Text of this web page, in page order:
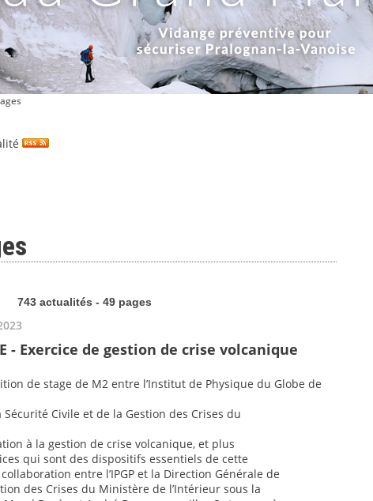
743 actualités - 49 pages
- Exercice de gestion de crise volcanique
de stage de M2 entre l’Institut de Physique du Globe de
Civile et de la Gestion des Crises du
à la gestion de crise volcanique, et plus
qui sont des dispositifs essentiels de cette
entre l’IPGP et la Direction Générale de
des Crises du Ministère de l’Intérieur sous la